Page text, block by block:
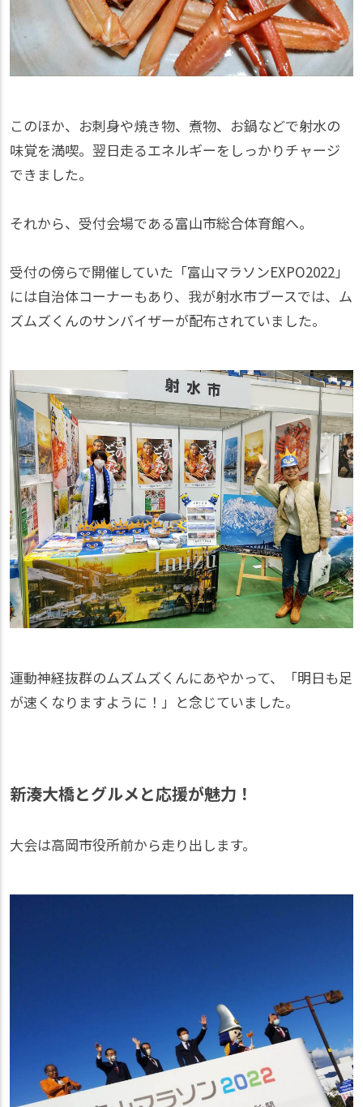
このほか、お刺身や焼き物、煮物、お鍋などで射水の
味覚を満喫。翌日走るエネルギーをしっかりチャージ
できました。
それから、受付会場である富山市総合体育館へ。
受付の傍らで開催していた「富山マラソンEXPO2022」
には自治体コーナーもあり、我が射水市ブースでは、ム
ズムズくんのサンバイザーが配布されていました。
運動神経抜群のムズムズくんにあやかって、「明日も足
が速くなりますように！」と念じていました。
新湊大橋とグルメと応援が魅力！
大会は高岡市役所前から走り出します。